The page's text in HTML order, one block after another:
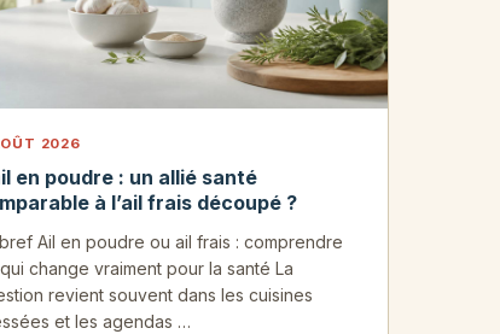
2026
en poudre : un allié santé
à l’ail frais découpé ?
Ail en poudre ou ail frais : comprendre
change vraiment pour la santé La
revient souvent dans les cuisines
et les agendas …